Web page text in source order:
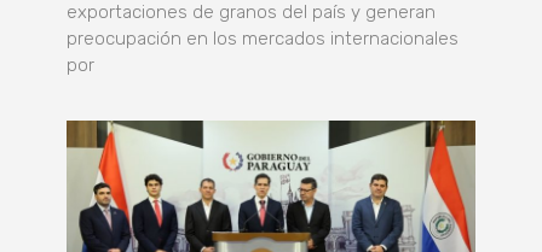
exportaciones de granos del país y generan
preocupación en los mercados internacionales
por